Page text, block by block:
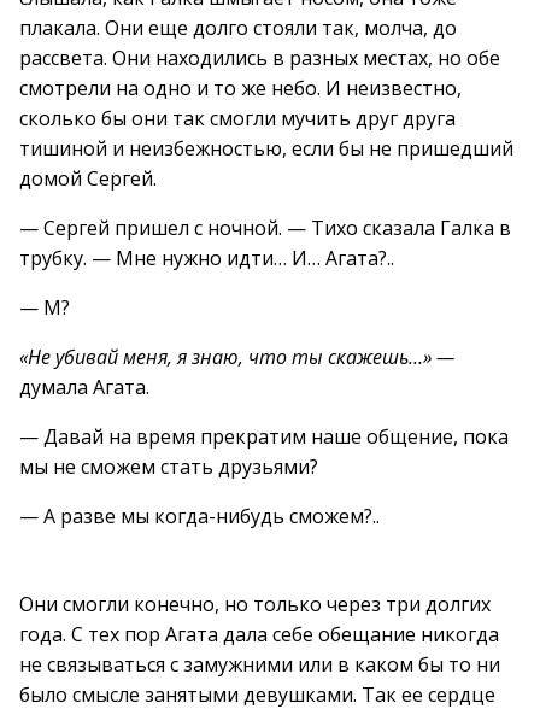
плакала. Они еще долго стояли так, молча, до
рассвета. Они находились в разных местах, но обе
смотрели на одно и то же небо. И неизвестно,
сколько бы они так смогли мучить друг друга
тишиной и неизбежностью, если бы не пришедший
домой Сергей.
— Сергей пришел с ночной. — Тихо сказала Галка в
трубку. — Мне нужно идти… И… Агата?..
— М?
«Не убивай меня, я знаю, что ты скажешь…» —
думала Агата.
— Давай на время прекратим наше общение, пока
мы не сможем стать друзьями?
— А разве мы когда-нибудь сможем?..
Они смогли конечно, но только через три долгих
года. С тех пор Агата дала себе обещание никогда
не связываться с замужними или в каком бы то ни
было смысле занятыми девушками. Так ее сердце